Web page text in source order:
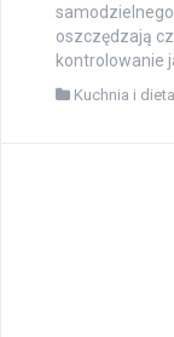
oszczędzają
kontrolowanie
Kuchnia i dieta